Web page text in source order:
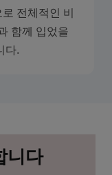
전체적인 비
함께 입었을
다.
니다